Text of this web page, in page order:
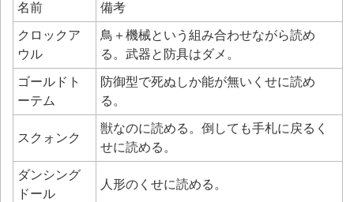
名前 備考
クロックア
ウル
鳥＋機械という組み合わせながら読め
る。武器と防具はダメ。
ゴールドト
ーテム
防御型で死ぬしか能が無いくせに読め
る。
スクォンク
獣なのに読める。倒しても手札に戻るく
せに読める。
ダンシング
ドール
人形のくせに読める。